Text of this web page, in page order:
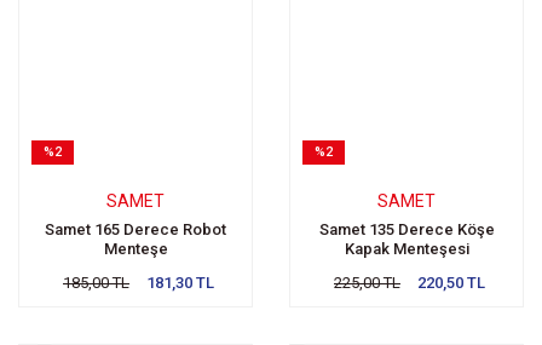
%2
SAMET
Samet 165 Derece Robot
Menteşe
185,00 TL
181,30 TL
%2
SAMET
Samet 135 Derece Köşe
Kapak Menteşesi
225,00 TL
220,50 TL